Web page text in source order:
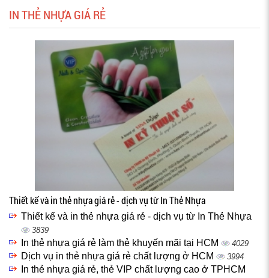
IN THẺ NHỰA GIÁ RẺ
Thiết kế và in thẻ nhựa giá rẻ - dịch vụ từ In Thẻ Nhựa
Thiết kế và in thẻ nhựa giá rẻ - dịch vụ từ In Thẻ Nhựa
3839
In thẻ nhựa giá rẻ làm thẻ khuyến mãi tại HCM 4029
Dịch vụ in thẻ nhựa giá rẻ chất lượng ở HCM 3994
In thẻ nhựa giá rẻ, thẻ VIP chất lượng cao ở TPHCM